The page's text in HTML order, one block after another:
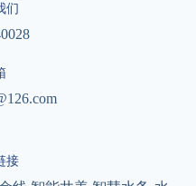
们
接